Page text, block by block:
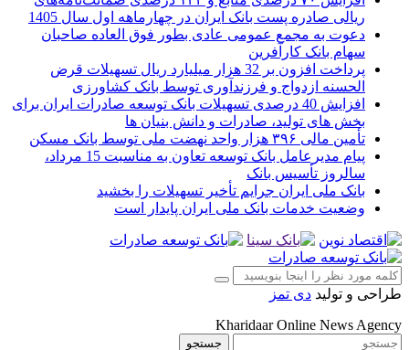
ریالی صادره پست بانک ایران در چهارماهه اول سال 1405
دعوت به مجمع عمومی عادی بطور فوق العاده صاحبان
سهام بانک کارآفرین
پرداخت افزون بر 32 هزار میلیارد ریال تسهیلات قرض
الحسنه ازدواج و فرزندآوری توسط بانک کشاورزی
افزایش 40 درصدی تسهیلات بانک توسعه صادرات ایران برای
بخش های تولید، صادرات و دانش بنیان ها
تأمین مالی ۳۹۶ هزار واحد نهضت ملی توسط بانک مسکن
پیام مدیرعامل بانک توسعه تعاون به مناسبت 15 مرداد،
سالروز تأسیس بانک
بانک ملی ایران جرایم تأخیر تسهیلات را بخشید
وضعیت خدمات بانک ملی ایران پایدار است
طراحی و تولید دی تمز
Kharidaar Online News Agency
جستجو